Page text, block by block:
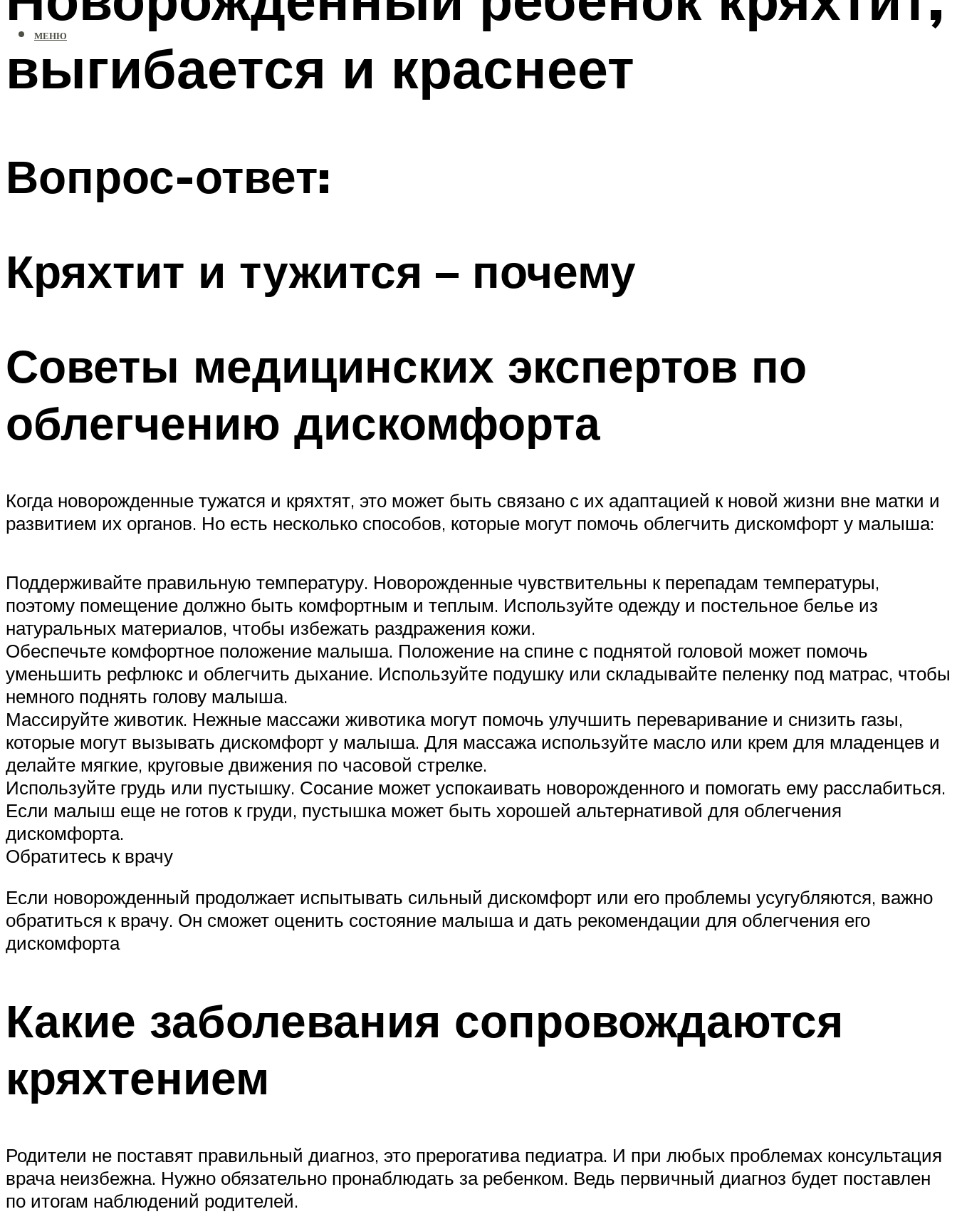
МЕНЮ
выгибается и краснеет
Вопрос-ответ:
Кряхтит и тужится – почему
Советы медицинских экспертов по
облегчению дискомфорта
Когда новорожденные тужатся и кряхтят, это может быть связано с их адаптацией к новой жизни вне матки и
развитием их органов. Но есть несколько способов, которые могут помочь облегчить дискомфорт у малыша:
Поддерживайте правильную температуру. Новорожденные чувствительны к перепадам температуры,
поэтому помещение должно быть комфортным и теплым. Используйте одежду и постельное белье из
натуральных материалов, чтобы избежать раздражения кожи.
Обеспечьте комфортное положение малыша. Положение на спине с поднятой головой может помочь
уменьшить рефлюкс и облегчить дыхание. Используйте подушку или складывайте пеленку под матрас, чтобы
немного поднять голову малыша.
Массируйте животик. Нежные массажи животика могут помочь улучшить переваривание и снизить газы,
которые могут вызывать дискомфорт у малыша. Для массажа используйте масло или крем для младенцев и
делайте мягкие, круговые движения по часовой стрелке.
Используйте грудь или пустышку. Сосание может успокаивать новорожденного и помогать ему расслабиться.
Если малыш еще не готов к груди, пустышка может быть хорошей альтернативой для облегчения
дискомфорта.
Обратитесь к врачу
Если новорожденный продолжает испытывать сильный дискомфорт или его проблемы усугубляются, важно
обратиться к врачу. Он сможет оценить состояние малыша и дать рекомендации для облегчения его
дискомфорта
Какие заболевания сопровождаются
кряхтением
Родители не поставят правильный диагноз, это прерогатива педиатра. И при любых проблемах консультация
врача неизбежна. Нужно обязательно пронаблюдать за ребенком. Ведь первичный диагноз будет поставлен
по итогам наблюдений родителей.